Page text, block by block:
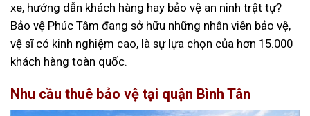
xe, hướng dẫn khách hàng hay bảo vệ an ninh trật tự?
Bảo vệ Phúc Tâm đang sở hữu những nhân viên bảo vệ,
vệ sĩ có kinh nghiệm cao, là sự lựa chọn của hơn 15.000
khách hàng toàn quốc.
Nhu cầu thuê bảo vệ tại quận Bình Tân